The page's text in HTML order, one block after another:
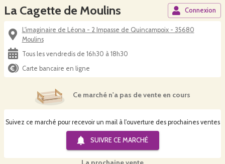
La Cagette de Moulins Connexion
L'imaginaire de Léona - 2 Impasse de Quincampoix - 35680
Moulins
Tous les vendredis de 16h30 à 18h30
Carte bancaire en ligne
Suivez ce marché pour recevoir un mail à l'ouverture des prochaines ventes
SUIVRE CE MARCHÉ
Ce marché n'a pas de vente en cours